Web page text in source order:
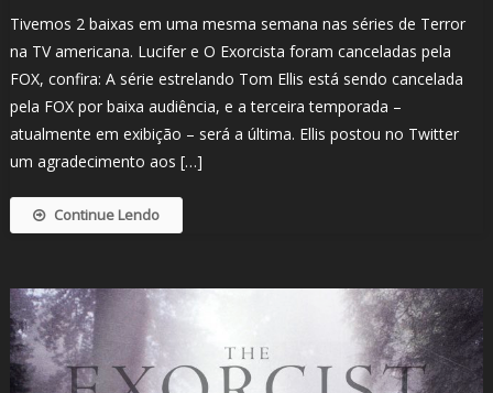
Tivemos 2 baixas em uma mesma semana nas séries de Terror
na TV americana. Lucifer e O Exorcista foram canceladas pela
FOX, confira: A série estrelando Tom Ellis está sendo cancelada
pela FOX por baixa audiência, e a terceira temporada –
atualmente em exibição – será a última. Ellis postou no Twitter
um agradecimento aos […]
Continue Lendo